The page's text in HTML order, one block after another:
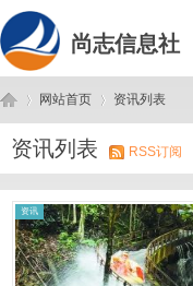
尚志信息社
尚 ›
网站首页
›
资讯列表
资讯列表 RSS订阅
资讯